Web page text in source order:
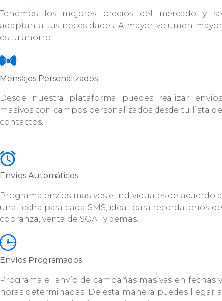
Tenemos los mejores precios del mercado y se
adaptan a tus necesidades. A mayor volumen mayor
es tu ahorro.
Mensajes Personalizados
Desde nuestra plataforma puedes realizar envios
masivos con campos personalizados desde tu lista de
contactos.
Envíos Automáticos
Programa envíos masivos e individuales de acuerdo a
una fecha para cada SMS, ideal para recordatorios de
cobranza, venta de SOAT y demas.
Envíos Programados
Programa el envío de campañas masivas en fechas y
horas determinadas. De esta manera puedes llegar a